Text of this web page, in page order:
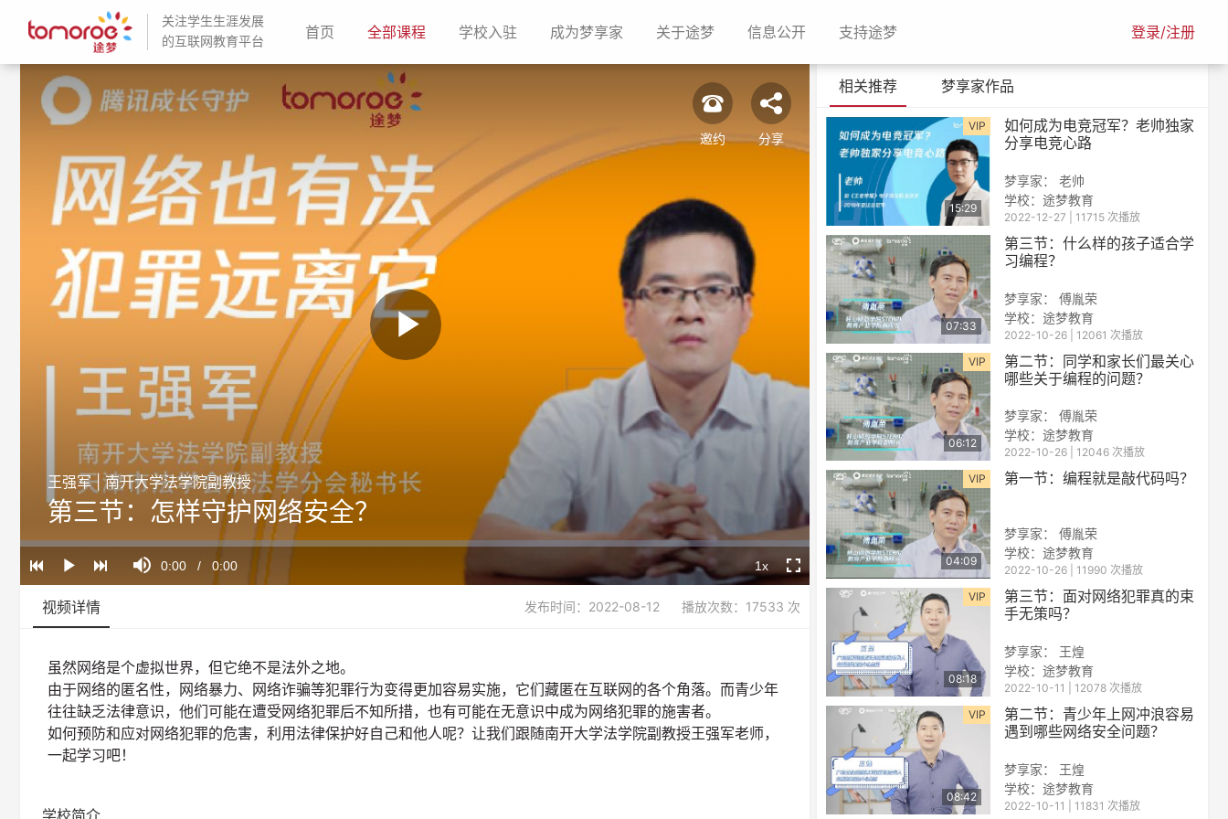
关注学生生涯发展
的互联网教育平台
首页(current)全部课程(current)学校入驻(current)成为梦享家(current)关于途梦(current)信息公开(current)支持途梦(current) 登录/注册
Play
Video
Play
Current
0:00 / Duration
0:00
Loaded:
0%
Progress:
0%
Playback
Rate
1x Fullscreen
王强军 | 南开大学法学院副教授
第三节：怎样守护网络安全？
邀约 分享
视频详情 发布时间：2022-08-12 播放次数：17533 次
虽然网络是个虚拟世界，但它绝不是法外之地。
由于网络的匿名性，网络暴力、网络诈骗等犯罪行为变得更加容易实施，它们藏匿在互联网的各个角落。而青少年
往往缺乏法律意识，他们可能在遭受网络犯罪后不知所措，也有可能在无意识中成为网络犯罪的施害者。
如何预防和应对网络犯罪的危害，利用法律保护好自己和他人呢？让我们跟随南开大学法学院副教授王强军老师，
一起学习吧！
学校简介
相关推荐 梦享家作品
VIP
15:29
如何成为电竞冠军？老帅独家
分享电竞心路
梦享家： 老帅
学校： 途梦教育
2022-12-27 | 11715 次播放
07:33
第三节：什么样的孩子适合学
习编程？
梦享家： 傅胤荣
学校： 途梦教育
2022-10-26 | 12061 次播放
VIP
06:12
第二节：同学和家长们最关心
哪些关于编程的问题？
梦享家： 傅胤荣
学校： 途梦教育
2022-10-26 | 12046 次播放
VIP
04:09
第一节：编程就是敲代码吗？
梦享家： 傅胤荣
学校： 途梦教育
2022-10-26 | 11990 次播放
VIP
08:18
第三节：面对网络犯罪真的束
手无策吗？
梦享家： 王煌
学校： 途梦教育
2022-10-11 | 12078 次播放
VIP
08:42
第二节：青少年上网冲浪容易
遇到哪些网络安全问题？
梦享家： 王煌
学校： 途梦教育
2022-10-11 | 11831 次播放